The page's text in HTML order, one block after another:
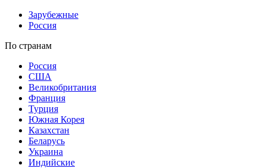
Зарубежные
Россия
По странам
Россия
США
Великобритания
Франция
Турция
Южная Корея
Казахстан
Беларусь
Украина
Индийские